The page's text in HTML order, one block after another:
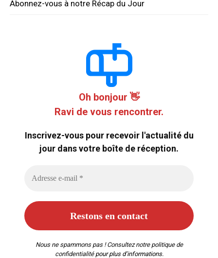
Abonnez-vous à notre Récap du Jour
Oh bonjour 👋
Ravi de vous rencontrer.
Inscrivez-vous pour recevoir l'actualité du
jour dans votre boîte de réception.
Nous ne spammons pas ! Consultez notre politique de
confidentialitépour plus d’informations.